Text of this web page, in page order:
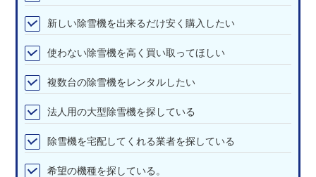
新しい除雪機を出来るだけ安く購入したい
使わない除雪機を高く買い取ってほしい
複数台の除雪機をレンタルしたい
法人用の大型除雪機を探している
除雪機を宅配してくれる業者を探している
希望の機種を探している。